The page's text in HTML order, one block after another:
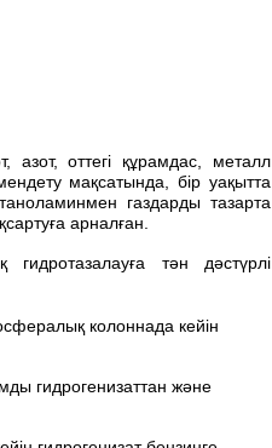
азот, оттегі құрамдас, металл
мақсатында, бір уақытта
газдарды тазарта
арналған.
гидротазалауға тән дәстүрлі
колоннада кейін
гидрогенизаттан және